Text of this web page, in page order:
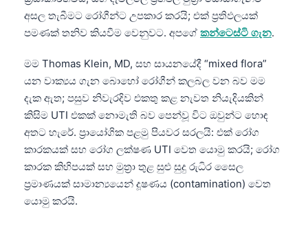
අසල තැබීමට රෝගීන්ට උපකාර කරයි; එක් ප්‍රතිඵලයක්
පමණක් තනිව කියවීම වෙනුවට. අපගේ කන්ටෙස්ටි ගැන.
මම Thomas Klein, MD, සහ සායනයේදී “mixed flora”
යන වාක්‍යය ගැන බොහෝ රෝගීන් කලබල වන බව මම
දැක ඇත; පසුව නිවැරදිව එකතු කළ නැවත නියැදියකින්
කිසිම UTI එකක් නොමැති බව පෙන්වූ විට ඔවුන්ට හොඳ
අතට හැරේ. ප්‍රායෝගික පළමු පියවර සරලයි: එක් රෝග
කාරකයක් සහ රෝග ලක්ෂණ UTI වෙත යොමු කරයි; රෝග
කාරක කිහිපයක් සහ මුත්‍රා තුළ සුළු සුදු රුධිර සෛල
ප්‍රමාණයක් සාමාන්‍යයෙන් දූෂණය (contamination) වෙත
යොමු කරයි.